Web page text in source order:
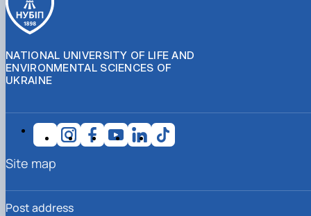
NATIONAL UNIVERSITY OF LIFE AND
ENVIRONMENTAL SCIENCES OF
UKRAINE
Post address
Site map